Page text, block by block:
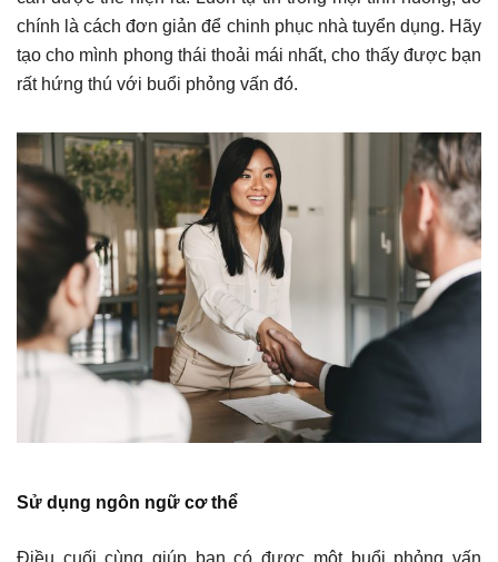
chính là cách đơn giản để chinh phục nhà tuyển dụng. Hãy
tạo cho mình phong thái thoải mái nhất, cho thấy được bạn
rất hứng thú với buổi phỏng vấn đó.
Sử dụng ngôn ngữ cơ thể
Điều cuối cùng giúp bạn có được một buổi phỏng vấn